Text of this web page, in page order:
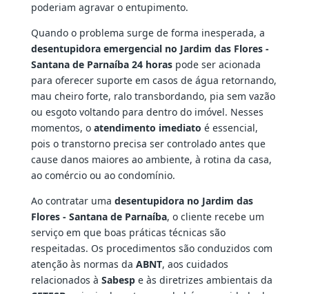
poderiam agravar o entupimento.
Quando o problema surge de forma inesperada, a
desentupidora emergencial no Jardim das Flores -
Santana de Parnaíba 24 horaspode ser acionada
para oferecer suporte em casos de água retornando,
mau cheiro forte, ralo transbordando, pia sem vazão
ou esgoto voltando para dentro do imóvel. Nesses
momentos, o atendimento imediato é essencial,
pois o transtorno precisa ser controlado antes que
cause danos maiores ao ambiente, à rotina da casa,
ao comércio ou ao condomínio.
Ao contratar uma desentupidora no Jardim das
Flores - Santana de Parnaíba, o cliente recebe um
serviço em que boas práticas técnicas são
respeitadas. Os procedimentos são conduzidos com
atenção às normas da ABNT, aos cuidados
relacionados à Sabespe às diretrizes ambientais da